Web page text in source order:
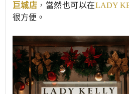
巨城店 ， 當然也可以在LADY
很方便。